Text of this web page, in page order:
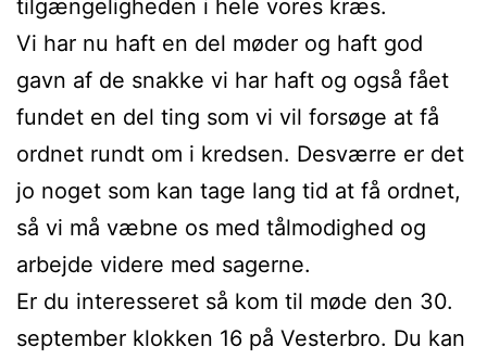
tilgængeligheden i hele vores kræs.
Vi har nu haft en del møder og haft god
gavn af de snakke vi har haft og også fået
fundet en del ting som vi vil forsøge at få
ordnet rundt om i kredsen. Desværre er det
jo noget som kan tage lang tid at få ordnet,
så vi må væbne os med tålmodighed og
arbejde videre med sagerne.
Er du interesseret så kom til møde den 30.
september klokken 16 på Vesterbro. Du kan